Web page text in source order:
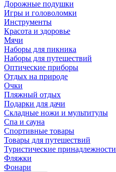
Дорожные подушки
Игры и головоломки
Инструменты
Красота и здоровье
Мячи
Наборы для пикника
Наборы для путешествий
Оптические приборы
Отдых на природе
Очки
Пляжный отдых
Подарки для дачи
Складные ножи и мультитулы
Спа и сауна
Спортивные товары
Товары для путешествий
Туристические принадлежности
Фляжки
Фонари